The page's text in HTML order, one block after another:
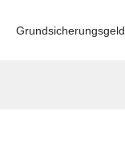
Grundsicherungsgeld